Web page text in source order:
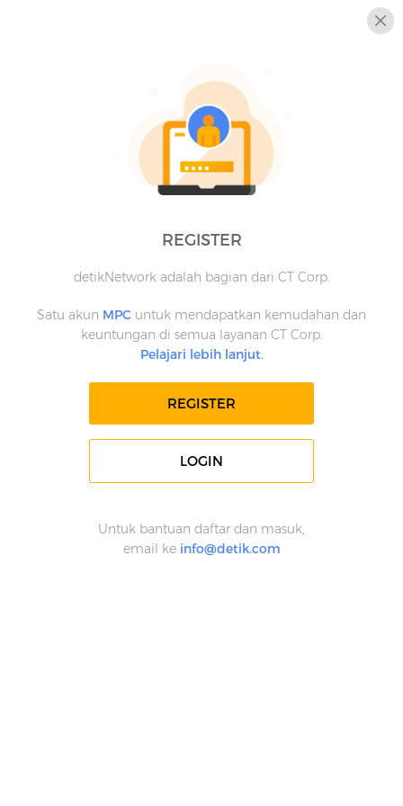
REGISTER
detikNetwork adalah bagian dari CT Corp.
Satu akun MPC untuk mendapatkan kemudahan dan
keuntungan di semua layanan CT Corp.
Pelajari lebih lanjut.
REGISTER
LOGIN
Untuk bantuan daftar dan masuk,
email ke info@detik.com